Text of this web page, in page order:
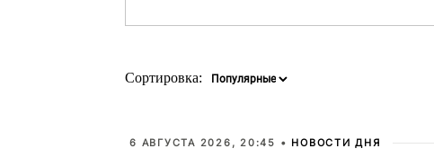
Сортировка:
6 АВГУСТА 2026, 20:45 • НОВОСТИ ДНЯ